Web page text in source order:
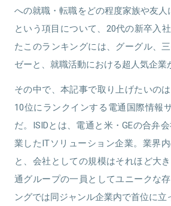
への就職・転職をどの程度家族や友人
という項目について、20代の新卒入
たこのランキングには、グーグル、
ゼーと、就職活動における超人気企業
その中で、本記事で取り上げたいの
10位にランクインする電通国際情報サ
だ。ISIDとは、電通と米・GEの合弁
業したITソリューション企業。業界
と、会社としての規模はそれほど大
通グループの一員としてユニークな
ングでは同ジャンル企業内で首位に立